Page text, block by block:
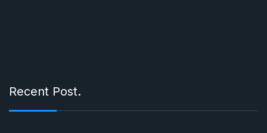
Recent Post.